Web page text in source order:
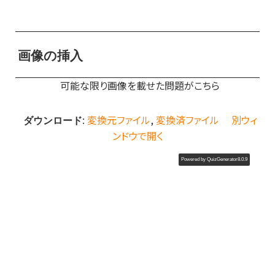
画像の挿入
可能な限り画像を載せた問題がこちら
ダウンロード: 変換元ファイル,変換済ファイル
別ウィ
ンドウで開く